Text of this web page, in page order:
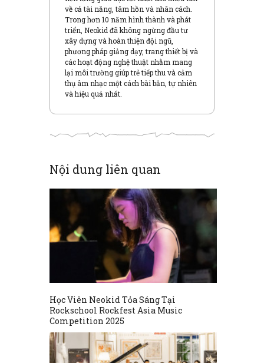
w
i
n
d
o
w
)
w
i
n
d
o
w
)
về cả tài năng, tâm hồn và nhân cách.
Trong hơn 10 năm hình thành và phát
triển, Neokid đã không ngừng đầu tư
xây dựng và hoàn thiện đội ngũ,
phương pháp giảng dạy, trang thiết bị và
các hoạt động nghệ thuật nhằm mang
lại môi trường giúp trẻ tiếp thu và cảm
thụ âm nhạc một cách bài bản, tự nhiên
và hiệu quả nhất.
Nội dung liên quan
Học Viên Neokid Tỏa Sáng Tại
Rockschool Rockfest Asia Music
Competition 2025